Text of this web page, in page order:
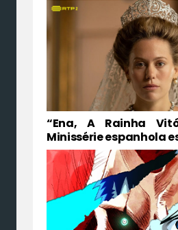
“Ena, A Rainha
Minissérie espanhola